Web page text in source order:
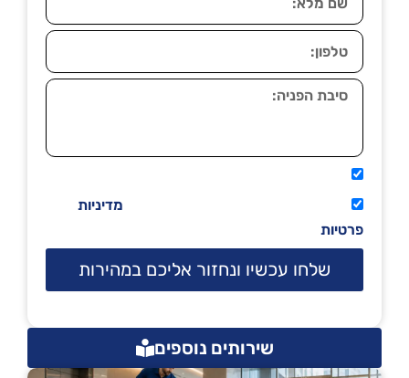
מדיניות
פרטיות
שלחו עכשיו ונחזור אליכם במהירות
שירותים נוספים